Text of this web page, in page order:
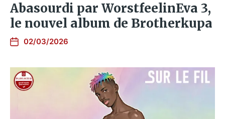
Abasourdi par WorstfeelinEva 3,
le nouvel album de Brotherkupa
02/03/2026